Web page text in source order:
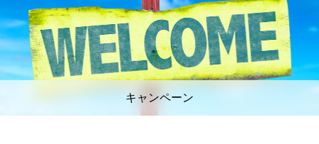
キャンペーン